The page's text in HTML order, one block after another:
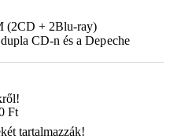
(2CD + 2Blu-ray)
CD-n és a Depeche
Ft
tartalmazzák!